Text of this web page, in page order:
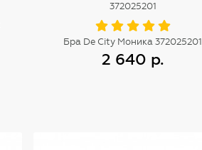
372025201
Бра De City Моника 372025201
2 640 р.